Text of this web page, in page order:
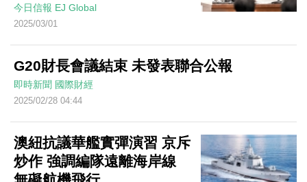
今日信報 EJ Global
2025/03/01
G20財長會議結束 未發表聯合公報
即時新聞 國際財經
2025/02/28 04:44
澳紐抗議華艦實彈演習 京斥
炒作 強調編隊遠離海岸線